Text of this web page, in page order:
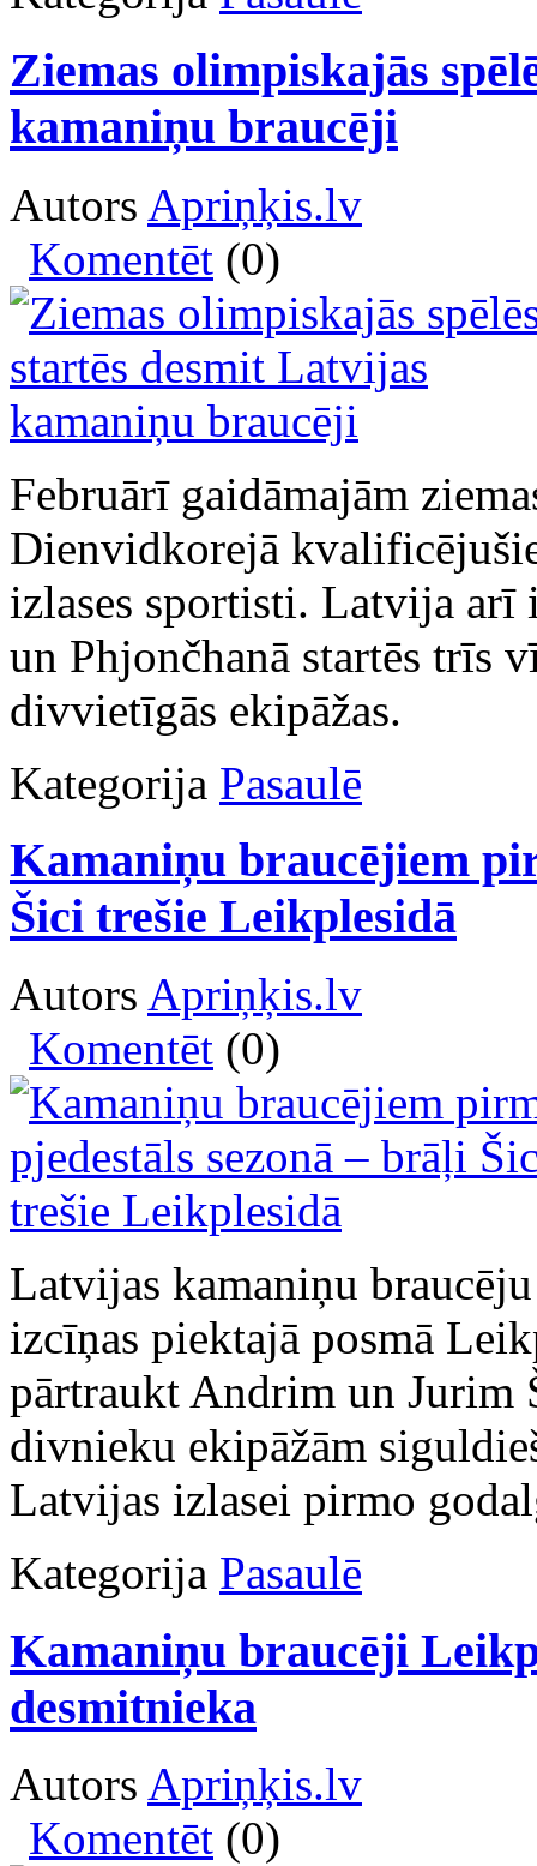
Ziemas olimpiskajās
kamaniņu braucēji
Autors Apriņķis.lv
Komentēt (0)
Februārī gaidāmajām
Dienvidkorejā
izlases sportisti. Latvija
un Phjončhanā startēs trīs
divvietīgās ekipāžas.
Kategorija Pasaulē
Kamaniņu braucējiem
Šici trešie Leikplesidā
Autors Apriņķis.lv
Komentēt (0)
Latvijas kamaniņu
izcīņas piektajā posmā
pārtraukt Andrim un Jurim
divnieku ekipāžām
Latvijas izlasei pirmo
Kategorija Pasaulē
Kamaniņu braucēji
desmitnieka
Autors Apriņķis.lv
Komentēt (0)